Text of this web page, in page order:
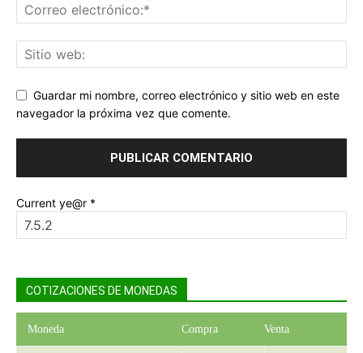
Guardar mi nombre, correo electrónico y sitio web en este
navegador la próxima vez que comente.
Current ye@r *
COTIZACIONES DE MONEDAS
Moneda Compra Venta